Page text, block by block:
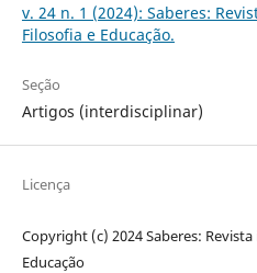
v. 24 n. 1 (2024): Saberes:
Filosofia e Educação.
Seção
Artigos (interdisciplinar)
Licença
Copyright (c) 2024 Saberes:
Educação